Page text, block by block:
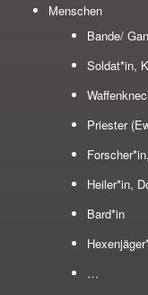
Menschen
Bande/
Soldat*in,
Priester
Heiler*in,
Bard*in
…